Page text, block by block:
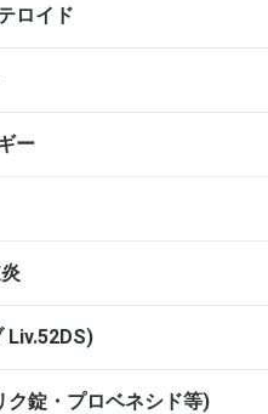
ロイド
ー
Liv.52DS)
ク錠・プロベネシド等)